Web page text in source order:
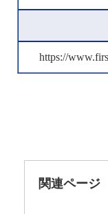
https://
関連ページ